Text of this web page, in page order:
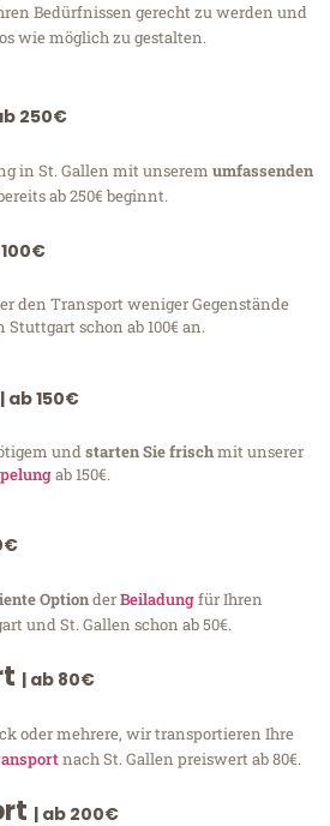
Bedürfnissen gerecht zu werden und
wie möglich zu gestalten.
250€
in St. Gallen mit unserem umfassenden
ab 250€ beginnt.
den Transport weniger Gegenstände
Stuttgart schon ab 100€ an.
| ab 150€
undstarten Sie frischmit unserer
ab 150€.
OptionderBeiladungfür Ihren
und St. Gallen schon ab 50€.
| ab 80€
oder mehrere, wir transportieren Ihre
nach St. Gallen preiswert ab 80€.
| ab 200€